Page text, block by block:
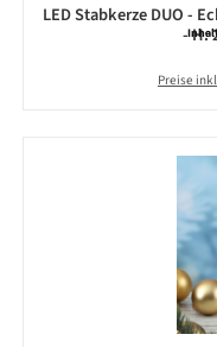
LED Stabkerze DUO - Echtwachs - flackernde warmweiße LED
- H:
Preise